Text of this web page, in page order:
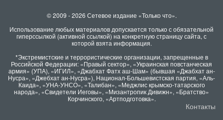
© 2009 - 2026 Сетевое издание «Только что».
Использование любых материалов допускается только с обязательной
гиперссылкой (активной ссылкой) на конкретную страницу сайта, с
которой взята информация.
*Экстремистские и террористические организации, запрещенные в
Российской Федерации: «Правый сектор», «Украинская повстанческая
армия» (УПА), «ИГИЛ», «Джабхат Фатх аш-Шам» (бывшая «Джабхат ан-
Нусра», «Джебхат ан-Нусра»), Национал-Большевистская партия, «Аль-
Каида», «УНА-УНСО», «Талибан», «Меджлис крымско-татарского
народа», «Свидетели Иеговы», «Мизантропик Дивижн», «Братство»
Корчинского, «Артподготовка».
Контакты